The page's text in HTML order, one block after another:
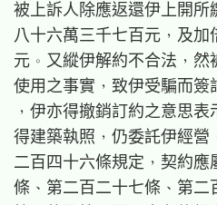
被上訴人除應返還伊上開所
八十六萬三千七百元，及
元。又縱伊解約不合法，
使用之事實，致伊受騙而簽
，伊亦得撤銷訂約之意思
得建築執照，仍委託伊經營
二百四十六條規定，契約
條、第二百二十七條、第二